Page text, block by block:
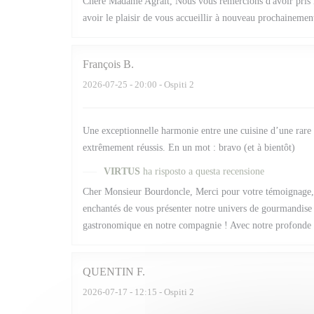
avoir le plaisir de vous accueillir à nouveau
François B
2026-07-25 - 20:00 - Ospiti 2
Une exceptionnelle harmonie entre une cuisine d’une
extrêmement réussis. En un mot : bravo (et à bientôt)
VIRTUS ha risposto a questa recensione
Cher Monsieur Bourdoncle, Merci pour votre
enchantés de vous présenter notre univers de
gastronomique en notre compagnie ! Avec notre
QUENTIN F
2026-07-17 - 12:15 - Ospiti 2